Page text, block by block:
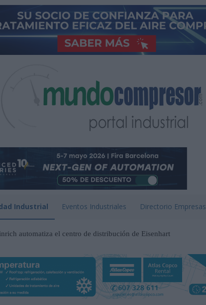
Industrial Eventos Industriales Directorio Empresas
automatiza el centro de distribución de Eisenhart
Frimley Park en Inglaterra
un entorno estratégico para impulsar inversiones y